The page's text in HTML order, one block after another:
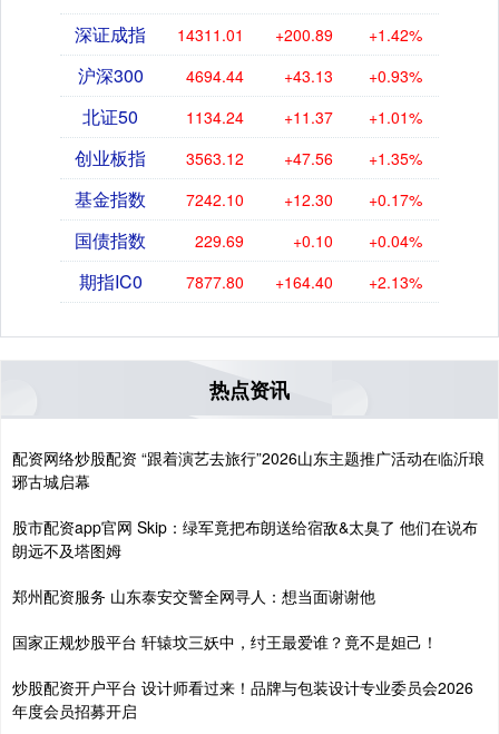
深证成指 14311.01 +200.89 +1.42%
沪深300 4694.44 +43.13 +0.93%
北证50 1134.24 +11.37 +1.01%
创业板指 3563.12 +47.56 +1.35%
基金指数 7242.10 +12.30 +0.17%
国债指数 229.69 +0.10 +0.04%
期指IC0 7877.80 +164.40 +2.13%
热点资讯
配资网络炒股配资 “跟着演艺去旅行”2026山东主题推广活动在临沂琅
琊古城启幕
股市配资app官网 Skip：绿军竟把布朗送给宿敌&太臭了 他们在说布
朗远不及塔图姆
郑州配资服务 山东泰安交警全网寻人：想当面谢谢他
国家正规炒股平台 轩辕坟三妖中，纣王最爱谁？竟不是妲己！
炒股配资开户平台 设计师看过来！品牌与包装设计专业委员会2026
年度会员招募开启